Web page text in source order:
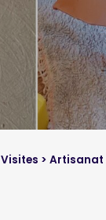
Visites > Artisanat